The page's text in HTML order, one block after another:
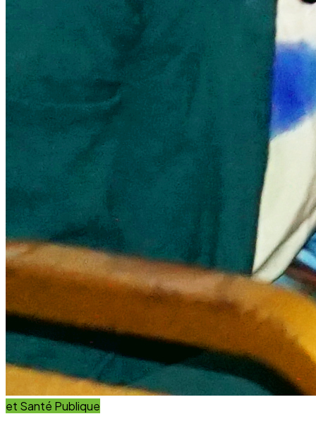
et Innovation
Éducation
Innover avec des solutions éducatives innovantes et
durables.
Découvrir nos projets En savoir plus
Impact Global
+15 Ans
D'engagement au service du développement durable.
Communauté